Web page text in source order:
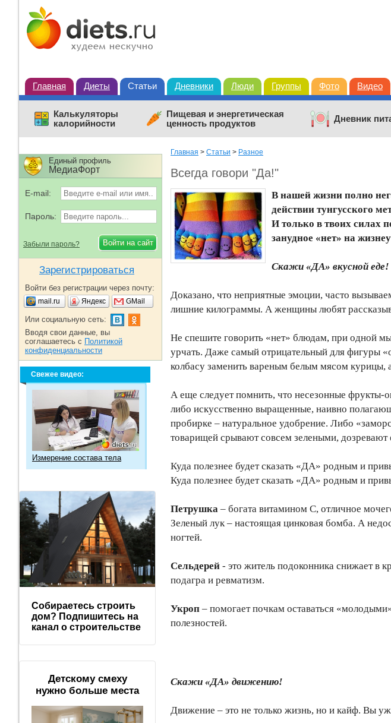
Главная Диеты Статьи Дневники Люди Группы Фото Видео
Калькуляторы
калорийности
Пищевая и энергетическая
ценность продуктов
Дневник
Главная > Статьи > Разное
Всегда говори "Да!"
В нашей жизни полно
действии тунгусского
И только в твоих силах
занудное «нет» на
Скажи «ДА» вкусной еде!
Доказано, что неприятные эмоции, часто
лишние килограммы. А женщины любят
Не спешите говорить «нет» блюдам, при одной
урчать. Даже самый отрицательный для фигуры
колбасу заменить вареным белым мясом
А еще следует помнить, что несезонные фрукты-
либо искусственно выращенные, наивно
пробирке – натуральное удобрение. Либо
товарищей срывают совсем зелеными,
Куда полезнее будет сказать «ДА» родным и
Куда полезнее будет сказать «ДА» родным и
Петрушка – богата витамином С, отличное
Зеленый лук – настоящая цинковая бомба. А
ногтей.
Сельдерей - это житель подоконника снижает в
подагра и ревматизм.
Укроп – помогает почкам оставаться
полезностей.
Скажи «ДА» движению!
Движение – это не только жизнь, но и кайф. Вы
Единый профиль
МедиаФорт
E-mail:
Пароль:
Забыли пароль?
Зарегистрироваться
Войти без регистрации через почту:
mail.ru Яндекс GMail
Или социальную сеть:
Вводя свои данные, вы
соглашаетесь с Политикой
конфиденциальности
Свежее видео:
Измерение состава тела
Собираетесь строить
дом? Подпишитесь на
канал о строительстве
Детскому смеху
нужно больше места